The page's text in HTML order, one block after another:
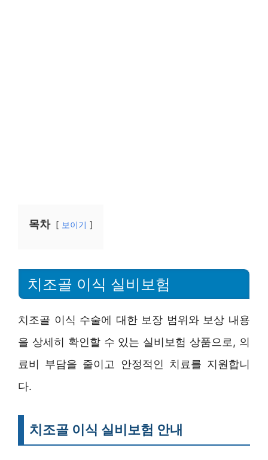
목차 보이기
치조골 이식 실비보험
치조골 이식 수술에 대한 보장 범위와 보상 내용
을 상세히 확인할 수 있는 실비보험 상품으로, 의
료비 부담을 줄이고 안정적인 치료를 지원합니
다.
치조골 이식 실비보험 안내